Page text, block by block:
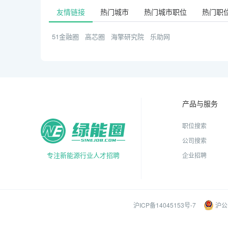
友情链接 热门城市 热门城市职位 热门职
51金融圈 高芯圈 海擎研究院 乐助网
专注新能源行业人才招聘
产品与服务
职位搜索
公司搜索
企业招聘
沪ICP备14045153号-7 沪